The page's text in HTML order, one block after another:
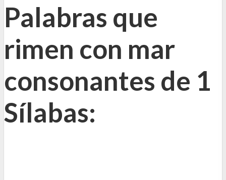
Palabras que
rimen con mar
consonantes de 1
Sílabas: